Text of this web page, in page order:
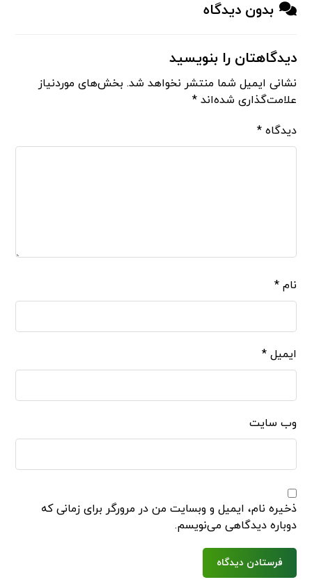
بدون دیدگاه
دیدگاهتان را بنویسید
نشانی ایمیل شما منتشر نخواهد شد. بخش‌های موردنیاز
علامت‌گذاری شده‌اند*
دیدگاه*
نام*
ایمیل*
وب‌ سایت
ذخیره نام، ایمیل و وبسایت من در مرورگر برای زمانی که
دوباره دیدگاهی می‌نویسم.
فرستادن دیدگاه